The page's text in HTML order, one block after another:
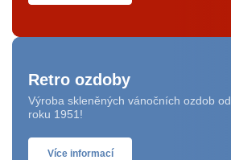
Retro ozdoby
Výroba skleněných vánočních ozdob od
roku 1951!
Více informací